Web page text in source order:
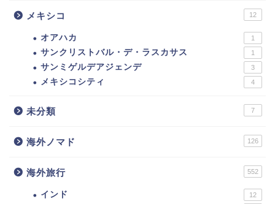
メキシコ 12
オアハカ 1
サンクリストバル・デ・ラスカサス 1
サンミゲルデアジェンデ 3
メキシコシティ 4
未分類 7
海外ノマド 126
海外旅行 552
インド 12